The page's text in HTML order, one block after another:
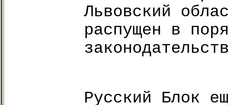
Львовский
распущен в
Русский Блок